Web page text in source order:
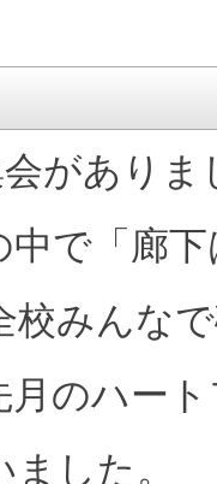
がありま
で「廊
校みんな
のハー
した。